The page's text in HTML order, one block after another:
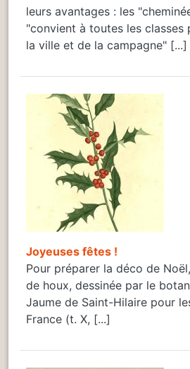
leurs avantages : les
"convient à toutes les
la ville et de la campagne" [...]
Joyeuses fêtes !
Pour préparer la déco de
de houx, dessinée par le
Jaume de Saint-Hilaire pour
France (t. X, [...]